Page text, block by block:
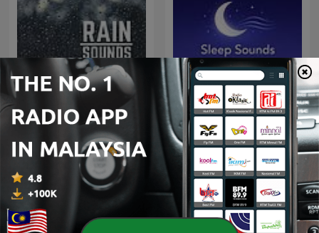
Rain Sounds
Sleep Sounds, ASMR
Sleep Sounds, White
Noise Sleep, Deep Sleep
Sounds, Relaxing Sleep
Sounds